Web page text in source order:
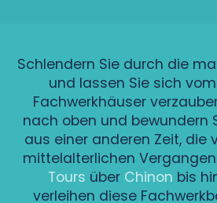
Schlendern Sie durch die
und lassen Sie sich
Fachwerkhäuser
nach oben und bewundern
aus einer anderen Zeit, die
mittelalterlichen
Tours über Chinon bis
verleihen diese